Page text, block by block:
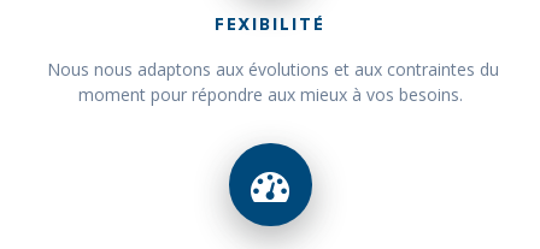
FEXIBILITÉ
Nous nous adaptons aux évolutions et aux contraintes du
moment pour répondre aux mieux à vos besoins.